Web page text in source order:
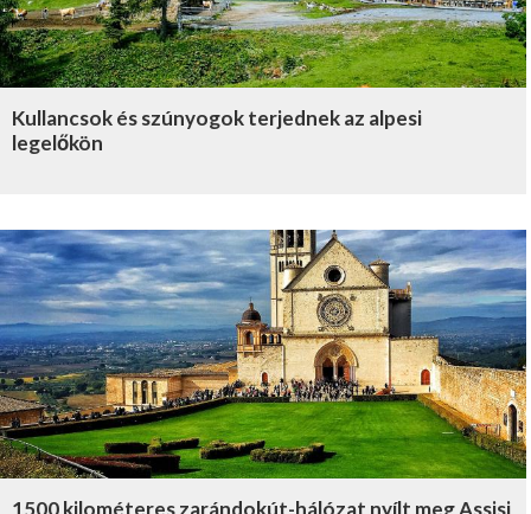
Kullancsok és szúnyogok terjednek az alpesi
legelőkön
1500 kilométeres zarándokút-hálózat nyílt meg Assisi